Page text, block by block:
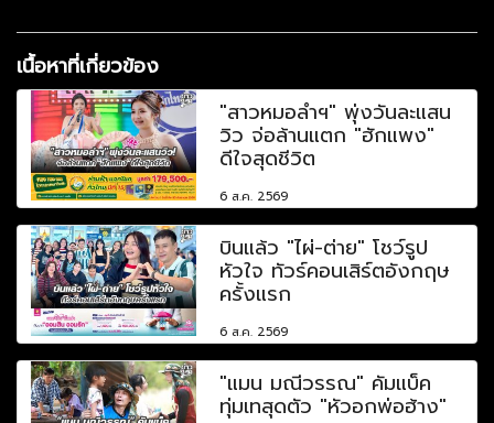
เนื้อหาที่เกี่ยวข้อง
"สาวหมอลำฯ" พุ่งวันละแสน
วิว จ่อล้านแตก "ฮักแพง"
ดีใจสุดชีวิต
6 ส.ค. 2569
บินแล้ว "ไผ่-ต่าย" โชว์รูป
หัวใจ ทัวร์คอนเสิร์ตอังกฤษ
ครั้งแรก
6 ส.ค. 2569
"แมน มณีวรรณ" คัมแบ็ค
ทุ่มเทสุดตัว "หัวอกพ่อฮ้าง"